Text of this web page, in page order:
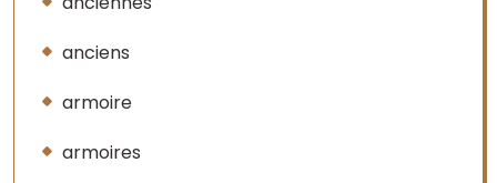
anciens
armoire
armoires